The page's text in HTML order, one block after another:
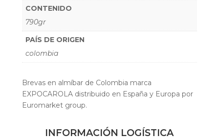
CONTENIDO
790gr
PAÍS DE ORIGEN
colombia
Brevas en almíbar de Colombia marca
EXPOCAROLA distribuido en España y Europa por
Euromarket group.
INFORMACIÓN LOGÍSTICA